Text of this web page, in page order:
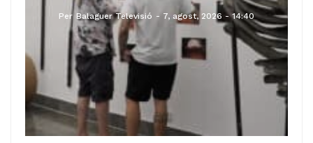
Per Balaguer Televisió 7, agost, 2026 - 14:40